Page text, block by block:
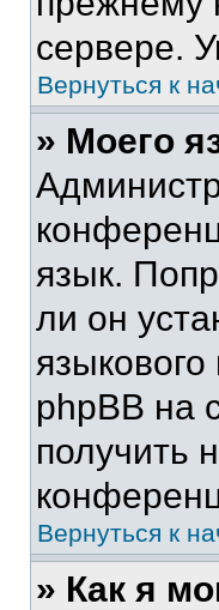
сервере.
Вернуться к
» Моего
язык.
ли он
phpBB на
получить
Вернуться к
» Как я